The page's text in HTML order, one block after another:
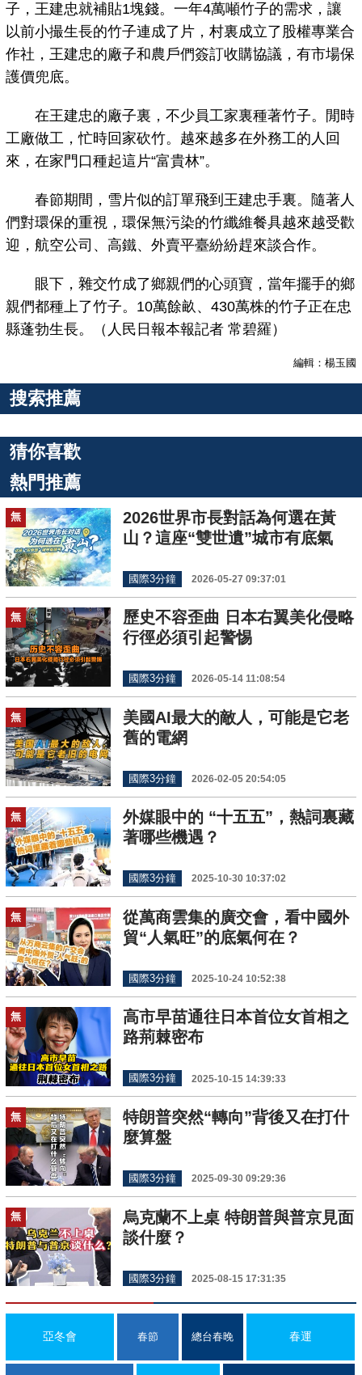
子，王建忠就補貼1塊錢。一年4萬噸竹子的需求，讓
以前小撮生長的竹子連成了片，村裏成立了股權專業合
作社，王建忠的廠子和農戶們簽訂收購協議，有市場保
護價兜底。
在王建忠的廠子裏，不少員工家裏種著竹子。閒時
工廠做工，忙時回家砍竹。越來越多在外務工的人回
來，在家門口種起這片“富貴林”。
春節期間，雪片似的訂單飛到王建忠手裏。隨著人
們對環保的重視，環保無污染的竹纖維餐具越來越受歡
迎，航空公司、高鐵、外賣平臺紛紛趕來談合作。
眼下，雜交竹成了鄉親們的心頭寶，當年擺手的鄉
親們都種上了竹子。10萬餘畝、430萬株的竹子正在忠
縣蓬勃生長。（人民日報本報記者 常碧羅）
編輯：楊玉國
搜索推薦
猜你喜歡
熱門推薦
無
2026世界市長對話為何選在黃
山？這座“雙世遺”城市有底氣
國際3分鐘 2026-05-27 09:37:01
無
歷史不容歪曲 日本右翼美化侵略
行徑必須引起警惕
國際3分鐘 2026-05-14 11:08:54
無
美國AI最大的敵人，可能是它老
舊的電網
國際3分鐘 2026-02-05 20:54:05
無
外媒眼中的 “十五五”，熱詞裏藏
著哪些機遇？
國際3分鐘 2025-10-30 10:37:02
無
從萬商雲集的廣交會，看中國外
貿“人氣旺”的底氣何在？
國際3分鐘 2025-10-24 10:52:38
無
高市早苗通往日本首位女首相之
路荊棘密布
國際3分鐘 2025-10-15 14:39:33
無
特朗普突然“轉向”背後又在打什
麼算盤
國際3分鐘 2025-09-30 09:29:36
無
烏克蘭不上桌 特朗普與普京見面
談什麼？
國際3分鐘 2025-08-15 17:31:35
亞冬會 春節 總台春晚 春運